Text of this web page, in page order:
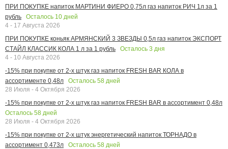
ПРИ ПОКУПКЕ напиток МАРТИНИ ФИЕРО 0,75л газ напиток РИЧ 1л за 1
рубль
Осталось 10 дней
4 - 17 Августа 2026
ПРИ ПОКУПКЕ коньяк АРМЯНСКИЙ 3 ЗВЕЗДЫ 0,5л газ напиток ЭКСПОРТ
СТАЙЛ КЛАССИК КОЛА 1 л за 1 рубль
Осталось 3 дня
4 - 10 Августа 2026
-15% при покупке от 2-х штук газ напиток FRESH BAR КОЛА в
ассортименте 0,48л
Осталось 58 дней
28 Июля - 4 Октября 2026
-15% при покупке от 2-х штук газ напиток FRESH BAR в ассортимент 0,48л
Осталось 58 дней
28 Июля - 4 Октября 2026
-15% при покупке от 2-х штук энергетический напиток ТОРНАДО в
ассортимент 0,473л
Осталось 58 дней